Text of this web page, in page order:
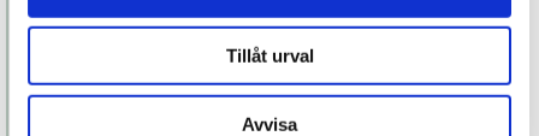
Tillåt urval
Avvisa